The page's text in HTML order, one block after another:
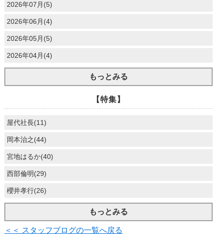
2026年07月(5)
2026年06月(4)
2026年05月(5)
2026年04月(4)
もっとみる
【特集】
屋代社長(11)
岡本治之(44)
宮地はるか(40)
西部倫明(29)
櫻井孝行(26)
もっとみる
＜＜ スタッフブログの一覧へ戻る